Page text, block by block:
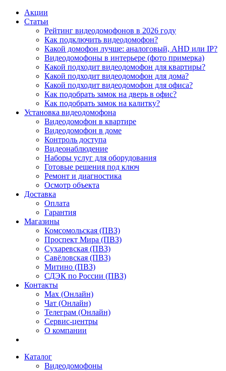
Акции
Статьи
Рейтинг видеодомофонов в 2026 году
Как подключить видеодомофон?
Какой домофон лучше: аналоговый, AHD или IP?
Видеодомофоны в интерьере (фото примерка)
Какой подходит видеодомофон для квартиры?
Какой подходит видеодомофон для дома?
Какой подходит видеодомофон для офиса?
Как подобрать замок на дверь в офис?
Как подобрать замок на калитку?
Установка видеодомофона
Видеодомофон в квартире
Видеодомофон в доме
Контроль доступа
Видеонаблюдение
Наборы услуг для оборудования
Готовые решения под ключ
Ремонт и диагностика
Осмотр объекта
Доставка
Оплата
Гарантия
Магазины
Комсомольская (ПВЗ)
Проспект Мира (ПВЗ)
Сухаревская (ПВЗ)
Савёловская (ПВЗ)
Митино (ПВЗ)
СДЭК по России (ПВЗ)
Контакты
Max (Онлайн)
Чат (Онлайн)
Телеграм (Онлайн)
Сервис-центры
О компании
Каталог
Видеодомофоны